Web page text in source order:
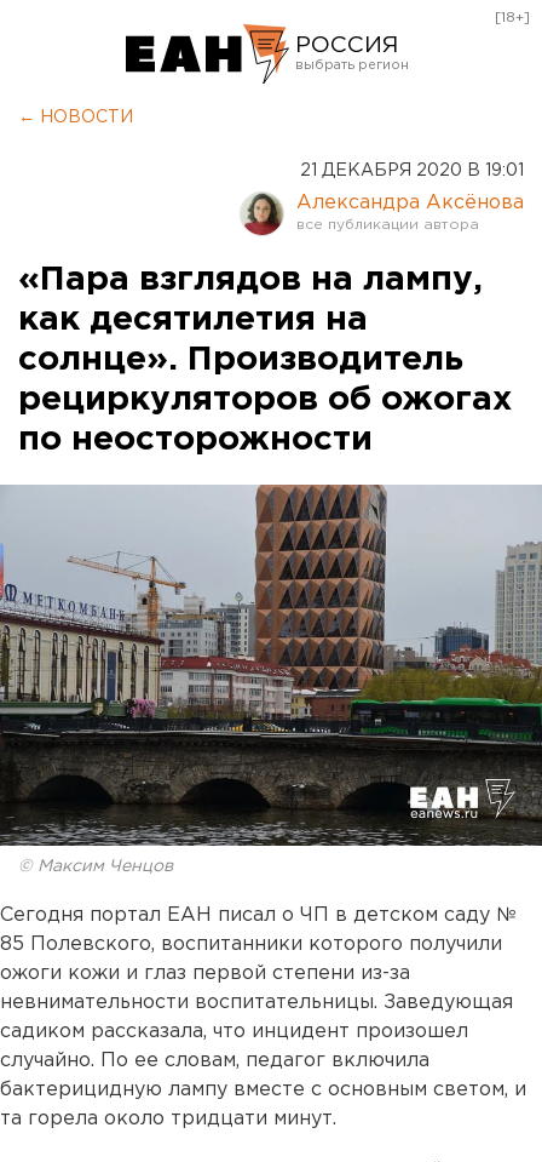
РОССИЯ
Оренбург
[18+]
← НОВОСТИ
21 ДЕКАБРЯ 2020 В 19:01
Александра Аксёнова
«Пара взглядов на лампу,
как десятилетия на
солнце». Производитель
рециркуляторов об ожогах
по неосторожности
© Максим Ченцов
Сегодня портал ЕАН писал о ЧП в детском саду №
85 Полевского, воспитанники которого получили
ожоги кожи и глаз первой степени из-за
невнимательности воспитательницы. Заведующая
садиком рассказала, что инцидент произошел
случайно. По ее словам, педагог включила
бактерицидную лампу вместе с основным светом, и
та горела около тридцати минут.